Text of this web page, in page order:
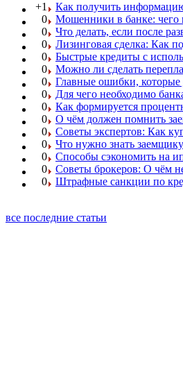
+1
Как получить
0
Мошенники в банке: чего
0
Что делать, если после
0
Лизинговая сделка: Как
0
Быстрые кредиты с
0
Можно ли сделать
0
Главные ошибки,
0
Для чего необходимо
0
Как формируется
0
О чём должен помнить
0
Советы экспертов: Как
0
Что нужно знать
0
Способы сэкономить на
0
Советы брокеров: О чём
0
Штрафные санкции по
все последние статьи